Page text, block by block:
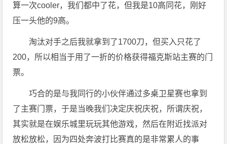
算一次cooler，我们都中了花，但我是10高同花，刚好
压一头他的9高。
淘汰对手之后我就拿到了1700刀，但买入只花了
200，所以相当于用了一折的价格获得福克斯站主赛的门
票。
巧合的是与我同行的小伙伴通过多桌卫星赛也拿到
了主赛门票，于是当晚我们决定庆祝庆祝，所谓庆祝，
其实就是在娱乐城里玩玩其他游戏，然后在附近找派对
放松放松，因为四处奔波打比赛真的是非常累人的事